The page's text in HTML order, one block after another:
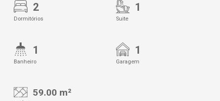
2
Dormitórios
1
Suite
1
Banheiro
1
Garagem
59.00 m²